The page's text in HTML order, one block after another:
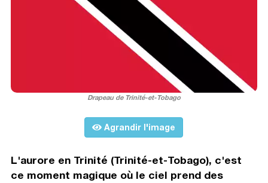
Drapeau de Trinité-et-Tobago
Agrandir l'image
L'aurore en Trinité (Trinité-et-Tobago), c'est
ce moment magique où le ciel prend des